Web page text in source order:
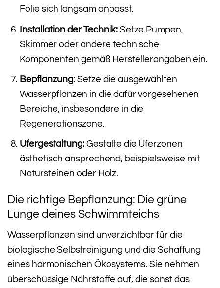
Folie sich langsam anpasst.
Installation der Technik:Setze Pumpen,
Skimmer oder andere technische
Komponenten gemäß Herstellerangaben ein.
Bepflanzung:Setze die ausgewählten
Wasserpflanzen in die dafür vorgesehenen
Bereiche, insbesondere in die
Regenerationszone.
Ufergestaltung:Gestalte die Uferzonen
ästhetisch ansprechend, beispielsweise mit
Natursteinen oder Holz.
Die richtige Bepflanzung: Die grüne
Lunge deines Schwimmteichs
Wasserpflanzen sind unverzichtbar für die
biologische Selbstreinigung und die Schaffung
eines harmonischen Ökosystems. Sie nehmen
überschüssige Nährstoffe auf, die sonst das